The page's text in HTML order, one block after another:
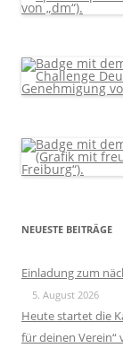
NEUESTE BEITRÄGE
Einladung zum
5. August 2026
Heute startet die
für deinen Verein“